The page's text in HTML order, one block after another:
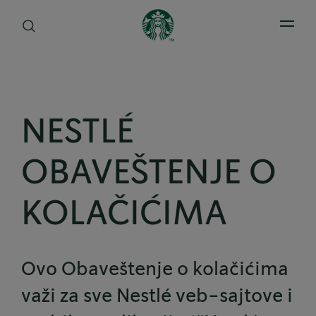
Open
NESTLÉ
OBAVEŠTENJE O
KOLAČIĆIMA
Ovo Obaveštenje o kolačićima
važi za sve Nestlé veb-sajtove i